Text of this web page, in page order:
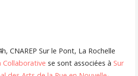
CNAREP Sur le Pont, La Rochelle
Collaborative se sont associées à Sur